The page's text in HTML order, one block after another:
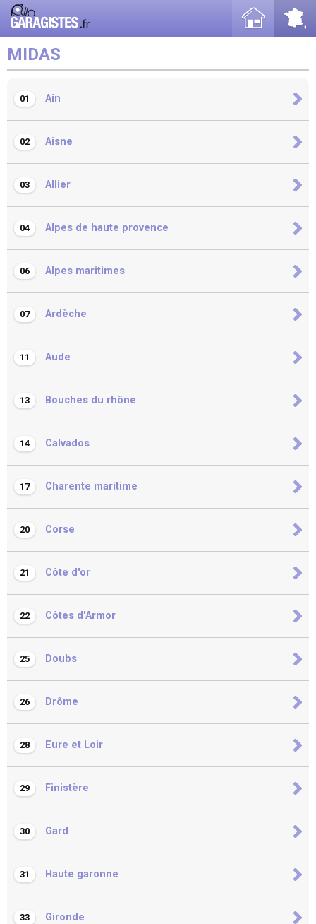
MIDAS
01 Ain
02 Aisne
03 Allier
04 Alpes de haute provence
06 Alpes maritimes
07 Ardèche
11 Aude
13 Bouches du rhône
14 Calvados
17 Charente maritime
20 Corse
21 Côte d'or
22 Côtes d'Armor
25 Doubs
26 Drôme
28 Eure et Loir
29 Finistère
30 Gard
31 Haute garonne
33 Gironde